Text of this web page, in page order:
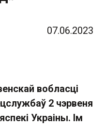
07.06.2023
вобласці
2 чэрвеня
Украіны. Ім